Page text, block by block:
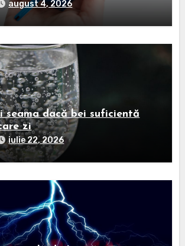
august 4, 2026
seama dacă bei suficientă
zi
iulie 22, 2026